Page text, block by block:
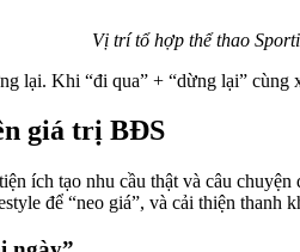
Vị trí tổ hợp thể thao
lại. Khi “đi qua” + “dừng lại”
giá trị BĐS
ích tạo nhu cầu thật và câu
để “neo giá”, và cải thiện